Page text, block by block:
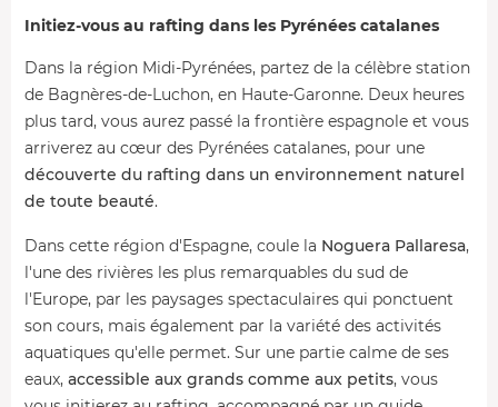
Initiez-vous au rafting dans les Pyrénées catalanes
Dans la région Midi-Pyrénées, partez de la célèbre station
de Bagnères-de-Luchon, en Haute-Garonne. Deux heures
plus tard, vous aurez passé la frontière espagnole et vous
arriverez au cœur des Pyrénées catalanes, pour une
découverte du rafting dans un environnement naturel
de toute beauté.
Dans cette région d'Espagne, coule la Noguera Pallaresa,
l'une des rivières les plus remarquables du sud de
l'Europe, par les paysages spectaculaires qui ponctuent
son cours, mais également par la variété des activités
aquatiques qu'elle permet. Sur une partie calme de ses
eaux, accessible aux grands comme aux petits, vous